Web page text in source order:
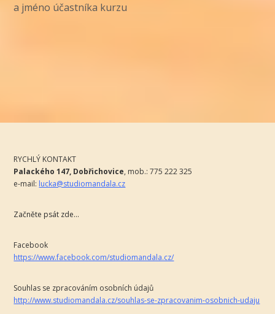
a jméno účastníka kurzu
RYCHLÝ KONTAKT
Palackého 147, Dobřichovice, mob.: 775 222 325
e-mail: lucka@studiomandala.cz
Začněte psát zde...
Facebook
https://www.facebook.com/studiomandala.cz/
Souhlas se zpracováním osobních údajů
http://www.studiomandala.cz/souhlas-se-zpracovanim-osobnich-udaju